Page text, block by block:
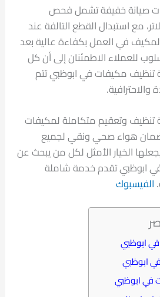
صيانة خفيفة تشمل فحص
مع استبدال القطع التالفة عند
في العمل بكفاءة عالية بعد
للعملاء الاطمئنان إلى أن كل
مكيفات في ابوظبي تتم
تنظيف وتعقيم متكاملة لمكيفات
هواء صحي ونقي لجميع
الخيار الأمثل لكل من يبحث عن
ابوظبي تقدم خدمة شاملة
الفيسبوك
ابوظبي
ابوظبي
في ابوظبي